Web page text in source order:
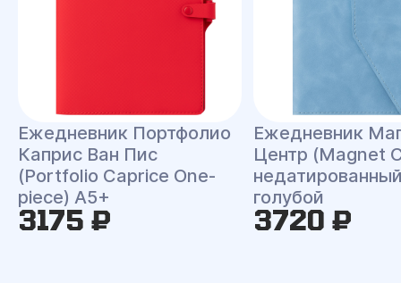
Ежедневник Портфолио
Каприс Ван Пис
(Portfolio Caprice One-
piece) A5+
3175 ₽
Ежедневник
Центр (Magnet
голубой
3720 ₽